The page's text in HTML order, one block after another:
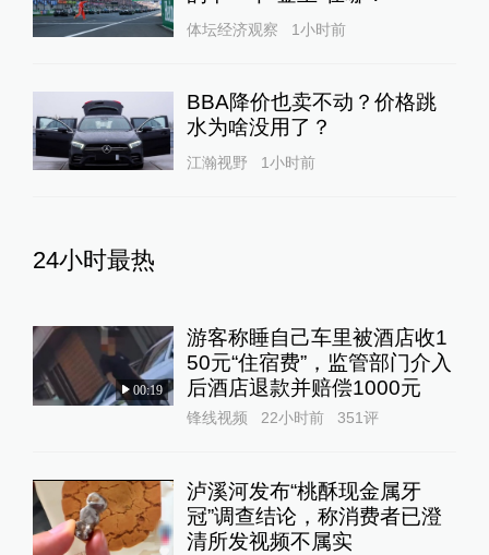
体坛经济观察 1小时前
BBA降价也卖不动？价格跳
水为啥没用了？
江瀚视野 1小时前
24小时最热
00:19
游客称睡自己车里被酒店收1
50元“住宿费”，监管部门介入
后酒店退款并赔偿1000元
锋线视频 22小时前 351评
泸溪河发布“桃酥现金属牙
冠”调查结论，称消费者已澄
清所发视频不属实